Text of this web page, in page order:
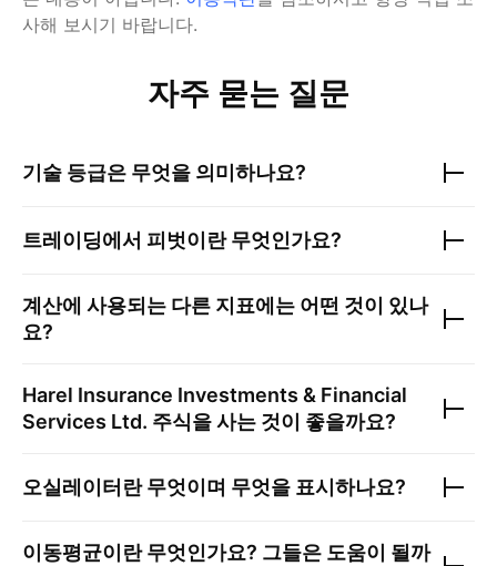
사해 보시기 바랍니다.
자주 묻는 질문
기술 등급은 무엇을 의미하나요?
트레이딩에서 피벗이란 무엇인가요?
계산에 사용되는 다른 지표에는 어떤 것이 있나
요?
Harel Insurance Investments & Financial
Services Ltd. 주식을 사는 것이 좋을까요?
오실레이터란 무엇이며 무엇을 표시하나요?
이동평균이란 무엇인가요? 그들은 도움이 될까